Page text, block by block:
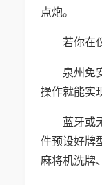
点炮。
若你在
泉州免
操作就能实
蓝牙或
件预设好牌
麻将机洗牌